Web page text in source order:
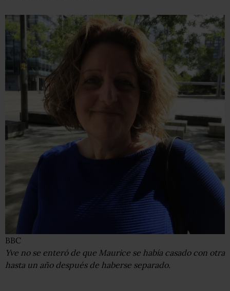
BBC
Yve no se enteró de que Maurice se había casado con otra
hasta un año después de haberse separado.